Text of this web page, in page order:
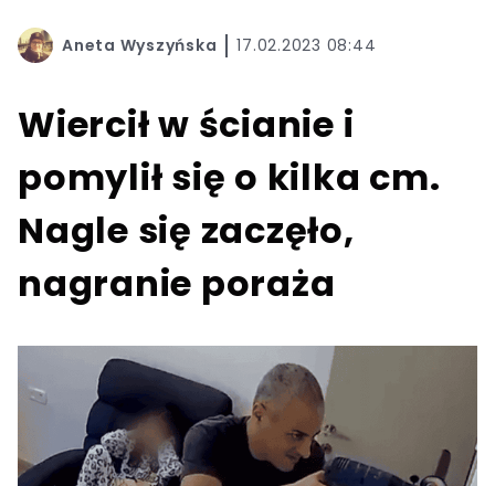
Aneta Wyszyńska 17.02.2023 08:44
Wiercił w ścianie i
pomylił się o kilka cm.
Nagle się zaczęło,
nagranie poraża